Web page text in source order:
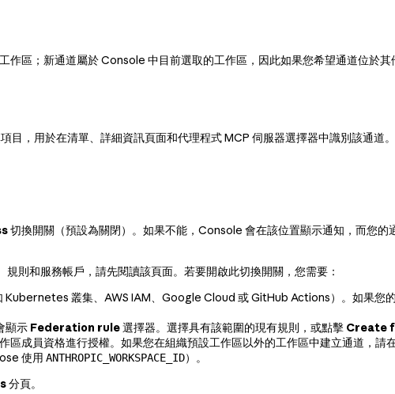
作區；新通道屬於 Console 中目前選取的工作區，因此如果您希望通道位於其
目，用於在清單、詳細資訊頁面和代理程式 MCP 伺服器選擇器中識別該通道
切換開關（預設為關閉）。如果不能，Console 會在該位置顯示通知，而您
規則和服務帳戶，請先閱讀該頁面。若要開啟此切換開關，您需要：
Kubernetes 叢集、AWS IAM、Google Cloud 或 GitHub Actions）。如果您
顯示 Federation rule選擇器。選擇具有該範圍的現有規則，或點擊 Create
區成員資格進行授權。如果您在組織預設工作區以外的工作區中建立通道，請
使用 ANTHROPIC_WORKSPACE_ID）。
分頁。